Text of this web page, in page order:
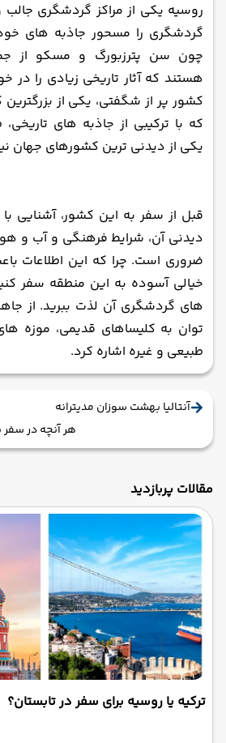
روسیه یکی از مراکز گردشگری
گردشگری را مسحور جاذبه ‌های
چون سن پترزبورگ و مسکو از
هستند که آثار تاریخی زیادی را در
کشور پر از شگفتی، یکی از
که با ‌ترکیبی از جاذبه‌ های
یکی از دیدنی ‌ترین کشورهای جهان
قبل از سفر به این کشور، آشنایی
دیدنی آن، شرایط فرهنگی و آب و
ضروری است. چرا که این اطلاعات
خیالی آسوده به این منطقه سفر
های گردشگری آن لذت ببرید. از
‌توان به کلیساهای قدیمی، موزه‌
طبیعی و غیره اشاره کرد.
آنتالیا بهشت سوزان مدیترانه‌
هر آنچه در سفر
مقالات پربازدید
ترکیه یا روسیه برای سفر در تابستان؟